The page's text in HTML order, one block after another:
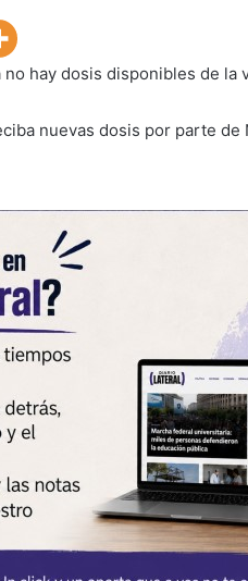
hay dosis disponibles de la
nuevas dosis por parte de